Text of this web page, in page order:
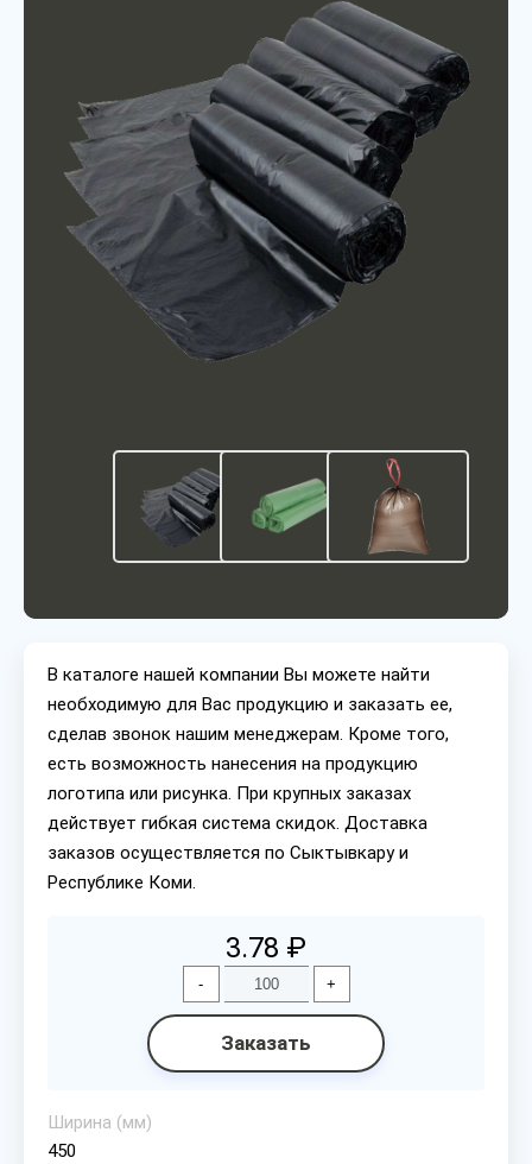
В каталоге нашей компании Вы можете найти
необходимую для Вас продукцию и заказать ее,
сделав звонок нашим менеджерам. Кроме того,
есть возможность нанесения на продукцию
логотипа или рисунка. При крупных заказах
действует гибкая система скидок. Доставка
заказов осуществляется по Сыктывкару и
Республике Коми.
3.78 ₽
- +
Заказать
Ширина (мм)
450